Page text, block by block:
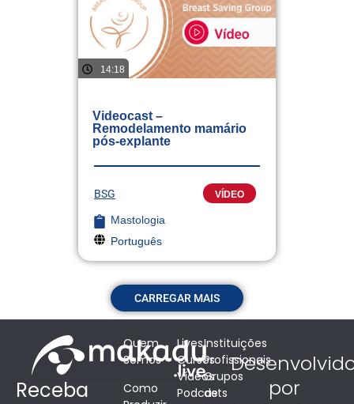
14:18
Videocast –
Remodelamento mamário
pós-explante
BSG VÍDEO
Mastologia
Português
CARREGAR MAIS
Receba
Quem
Somos
Como
Lives
Cursos
Vídeos
Podcasts
Instituições
Profissionais
Grupos
de
por